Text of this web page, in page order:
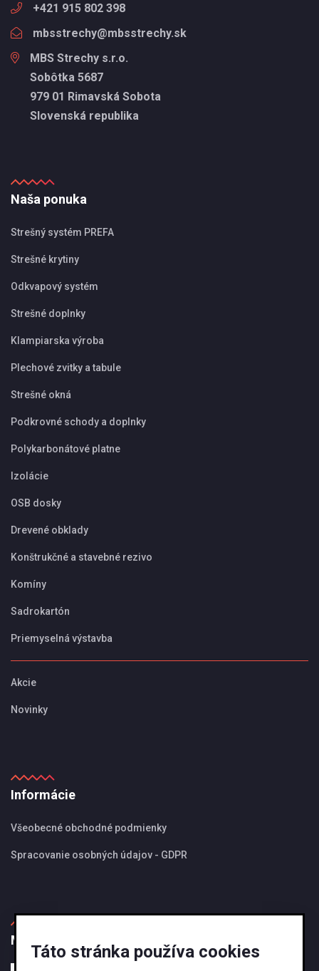
+421 915 802 398
mbsstrechy@mbsstrechy.sk
MBS Strechy s.r.o.
Sobôtka 5687
979 01 Rimavská Sobota
Slovenská republika
Naša ponuka
Strešný systém PREFA
Strešné krytiny
Odkvapový systém
Strešné doplnky
Klampiarska výroba
Plechové zvitky a tabule
Strešné okná
Podkrovné schody a doplnky
Polykarbonátové platne
Izolácie
OSB dosky
Drevené obklady
Konštrukčné a stavebné rezivo
Komíny
Sadrokartón
Priemyselná výstavba
Akcie
Novinky
Informácie
Všeobecné obchodné podmienky
Spracovanie osobných údajov - GDPR
MBS Magazín
Táto stránka používa cookies